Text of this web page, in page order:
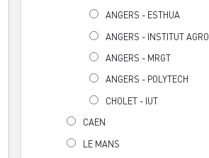
ANGERS - ESTHUA
ANGERS - INSTITUT AGRO
ANGERS - MRGT
ANGERS - POLYTECH
CHOLET - IUT
CAEN
LE MANS